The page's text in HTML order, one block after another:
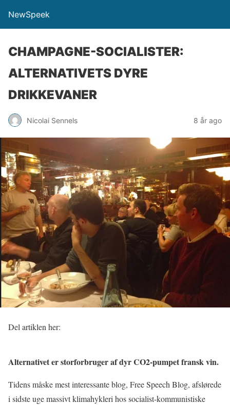
NewSpeek
CHAMPAGNE-SOCIALISTER:
ALTERNATIVETS DYRE
DRIKKEVANER
Nicolai Sennels 8 år ago
Del artiklen her:
Alternativet er storforbruger af dyr CO2-pumpet fransk vin.
Tidens måske mest interessante blog, Free Speech Blog, afslørede
i sidste uge massivt klimahykleri hos socialist-kommunistiske